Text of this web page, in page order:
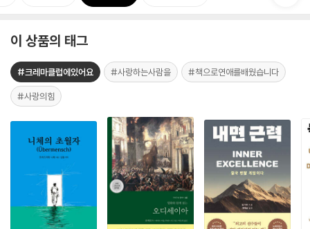
이 상품의 태그
#크레마클럽에있어요 #사랑하는사람을 #책으로연애를배웠습니다
#사랑의힘